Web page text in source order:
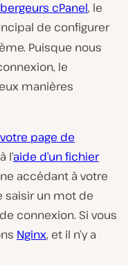
cPanel, le
de configurer
Puisque nous
le
manières
page de
l’aide d’un fichier
accédant à votre
saisir un mot de
connexion. Si vous
Nginx, et il n’y a